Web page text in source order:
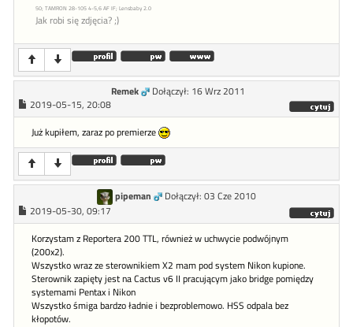
50; TAMRON 28-105 4-5,6 AF IF; Lensbaby 2.0
Jak robi się zdjęcia? ;)
Remek
Dołączył: 16 Wrz 2011
2019-05-15, 20:08
Już kupiłem, zaraz po premierze
pipeman
Dołączył: 03 Cze 2010
2019-05-30, 09:17
Korzystam z Reportera 200 TTL, również w uchwycie podwójnym
(200x2).
Wszystko wraz ze sterownikiem X2 mam pod system Nikon kupione.
Sterownik zapięty jest na Cactus v6 II pracującym jako bridge pomiędzy
systemami Pentax i Nikon
Wszystko śmiga bardzo ładnie i bezproblemowo. HSS odpala bez
kłopotów.